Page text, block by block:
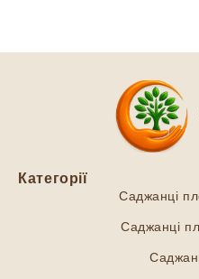
Категорії
Саджанці
Саджанці